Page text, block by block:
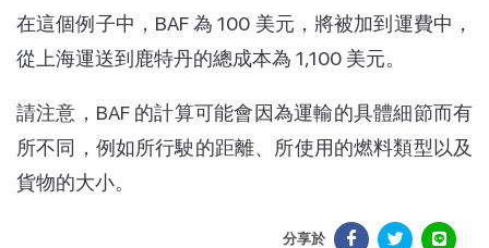
在這個例子中，BAF 為 100 美元，將被加到運費中，
從上海運送到鹿特丹的總成本為 1,100 美元。
請注意，BAF 的計算可能會因為運輸的具體細節而有
所不同，例如所行駛的距離、所使用的燃料類型以及
貨物的大小。
分享於